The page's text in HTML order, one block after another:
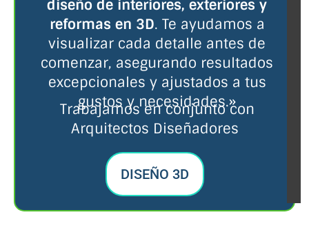
diseño de interiores, exteriores y
reformas en 3D. Te ayudamos a
visualizar cada detalle antes de
comenzar, asegurando resultados
excepcionales y ajustados a tus
gustos y necesidades.»
Trabajamos en conjunto con
Arquitectos Diseñadores
DISEÑO 3D